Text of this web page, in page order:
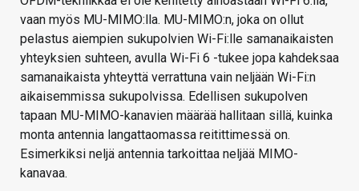
vaan myös MU-MIMO:lla. MU-MIMO:n, joka on ollut
pelastus aiempien sukupolvien Wi-Fi:lle samanaikaisten
yhteyksien suhteen, avulla Wi-Fi 6 -tukee jopa kahdeksaa
samanaikaista yhteyttä verrattuna vain neljään Wi-Fi:n
aikaisemmissa sukupolvissa. Edellisen sukupolven
tapaan MU-MIMO-kanavien määrää hallitaan sillä, kuinka
monta antennia langattaomassa reitittimessä on.
Esimerkiksi neljä antennia tarkoittaa neljää MIMO-
kanavaa.